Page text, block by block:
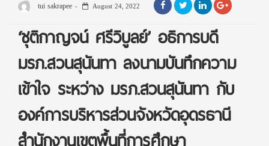
tui sakrapee August 24, 2022
‘ชุติกาญจน์ ศรีวิบูลย์’ อธิการบดี
มรภ.สวนสุนันทา ลงนามบันทึกความ
เข้าใจ ระหว่าง มรภ.สวนสุนันทา กับ
องค์การบริหารส่วนจังหวัดอุดรธานี